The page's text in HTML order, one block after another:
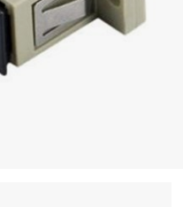
Power